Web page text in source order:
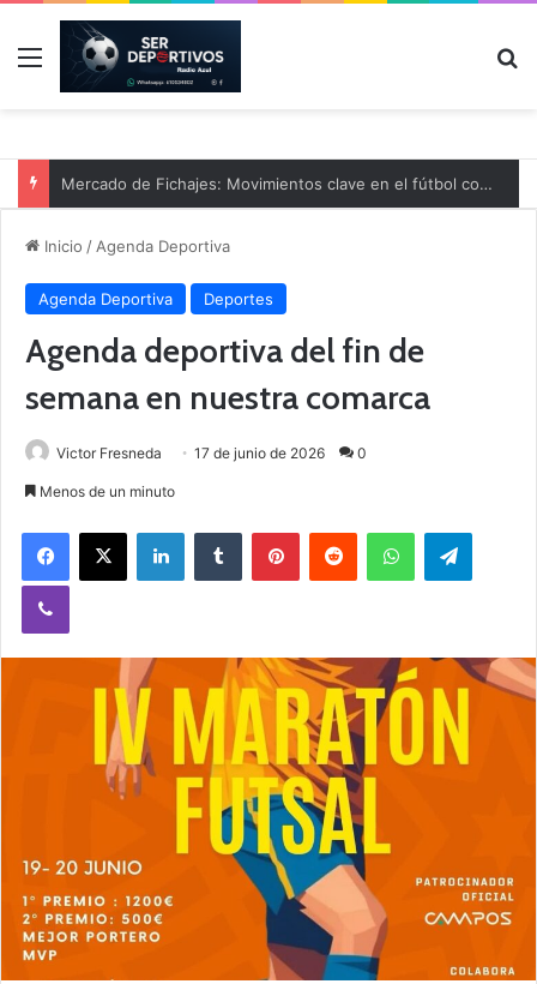
Menú
Mercado de Fichajes: Movimientos clave en el fútbol comarcal
Inicio / Agenda Deportiva
Agenda Deportiva Deportes
Agenda deportiva del fin de
semana en nuestra comarca
Victor Fresneda 17 de junio de 2026 0
Menos de un minuto